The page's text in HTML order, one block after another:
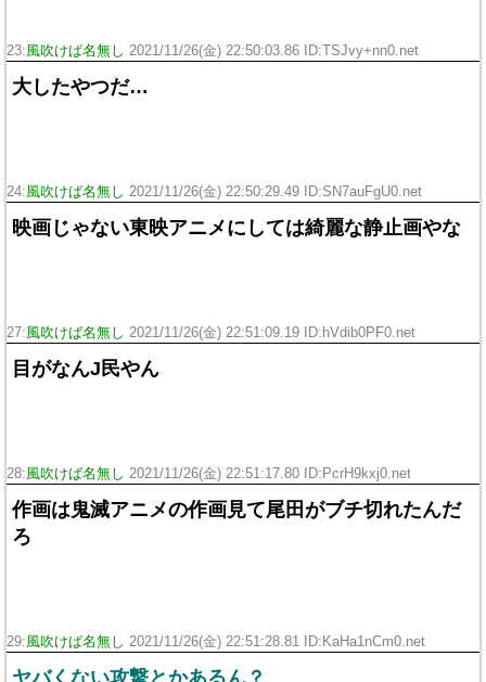
23:風吹けば名無し 2021/11/26(金) 22:50:03.86 ID:TSJvy+nn0.net
大したやつだ…
24:風吹けば名無し 2021/11/26(金) 22:50:29.49 ID:SN7auFgU0.net
映画じゃない東映アニメにしては綺麗な静止画やな
27:風吹けば名無し 2021/11/26(金) 22:51:09.19 ID:hVdib0PF0.net
目がなんJ民やん
28:風吹けば名無し 2021/11/26(金) 22:51:17.80 ID:PcrH9kxj0.net
作画は鬼滅アニメの作画見て尾田がブチ切れたんだ
ろ
29:風吹けば名無し 2021/11/26(金) 22:51:28.81 ID:KaHa1nCm0.net
ヤバくない攻撃とかあるん？